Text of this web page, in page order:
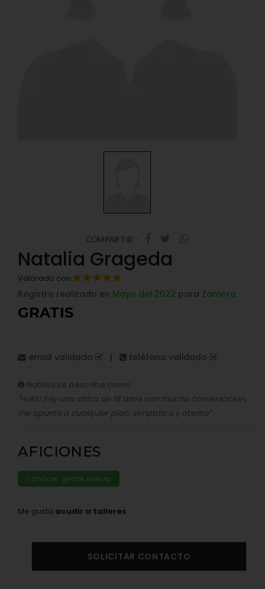
COMPARTIR :
Natalia Grageda
Valorado con
Registro realizado en Mayo del 2022 para Zamora
GRATIS
email validado | teléfono validado
Natalia se describe como:
"Hola! Soy una chica de 18 anos con mucha conversacion,
me apunto a cualquier plan, simpatica y atenta"
AFICIONES
conocer gente nueva
Me gusta acudir a talleres.
SOLICITAR CONTACTO